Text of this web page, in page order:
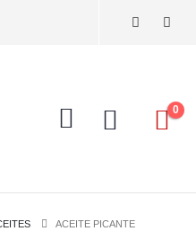
0
ACEITE PICANTE